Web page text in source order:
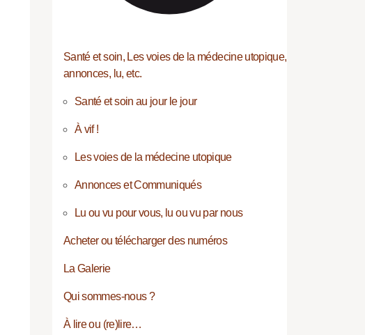
Santé et soin, Les voies de la médecine utopique,
annonces, lu, etc.
Santé et soin au jour le jour
À vif !
Les voies de la médecine utopique
Annonces et Communiqués
Lu ou vu pour vous, lu ou vu par nous
Acheter ou télécharger des numéros
La Galerie
Qui sommes-nous ?
À lire ou (re)lire…